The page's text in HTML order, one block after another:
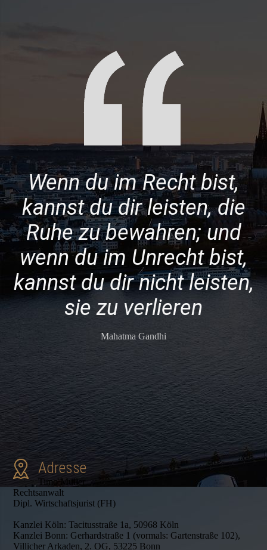
Wenn du im Recht bist,
kannst du dir leisten, die
Ruhe zu bewahren; und
wenn du im Unrecht bist,
kannst du dir nicht leisten,
sie zu verlieren
Mahatma Gandhi
Adresse
Timo Müller
Rechtsanwalt
Dipl. Wirtschaftsjurist (FH)
Kanzlei Köln: Tacitusstraße 1a, 50968 Köln
Kanzlei Bonn: Gerhardstraße 1 (vormals: Gartenstraße 102),
Villicher Arkaden, 2. OG, 53225 Bonn